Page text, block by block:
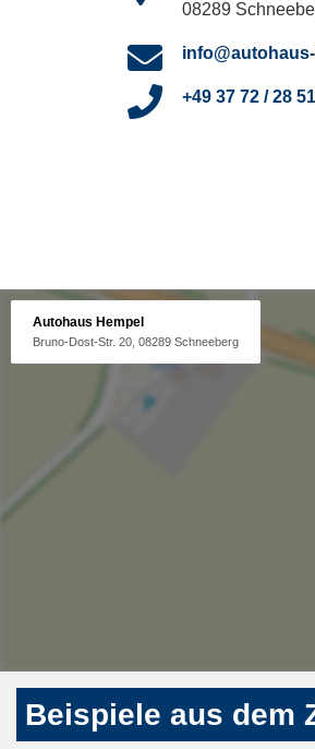
08289
+49 37 72 / 28
Autohaus Hempel
Bruno-Dost-Str. 20, 08289 Schneeberg
Beispiele aus dem